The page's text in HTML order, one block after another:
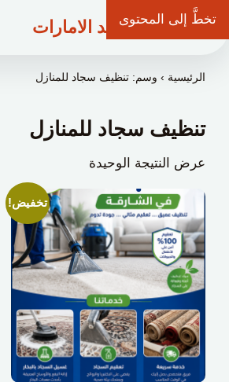
تخطَّ إلى المحتوى
شركة وعد الامارات
الرئيسية › وسم: تنظيف سجاد للمنازل
تنظيف سجاد للمنازل
عرض النتيجة الوحيدة
تخفيض!